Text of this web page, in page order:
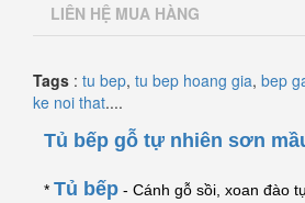
LIÊN HỆ MUA HÀNG
Tags : tu bep, tu bep hoang gia, bep
ke noi that....
Tủ bếp gỗ tự nhiên sơn
* Tủ bếp - Cánh gỗ sồi, xoan đào